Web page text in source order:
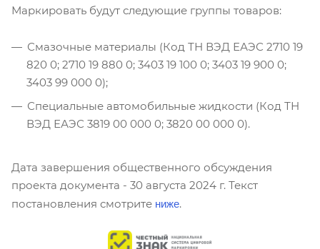
Маркировать будут следующие группы товаров:
Смазочные материалы (Код ТН ВЭД ЕАЭС 2710 19
820 0; 2710 19 880 0; 3403 19 100 0; 3403 19 900 0;
3403 99 000 0);
Специальные автомобильные жидкости (Код ТН
ВЭД ЕАЭС 3819 00 000 0; 3820 00 000 0).
Дата завершения общественного обсуждения
проекта документа - 30 августа 2024 г. Текст
постановления смотрите ниже.